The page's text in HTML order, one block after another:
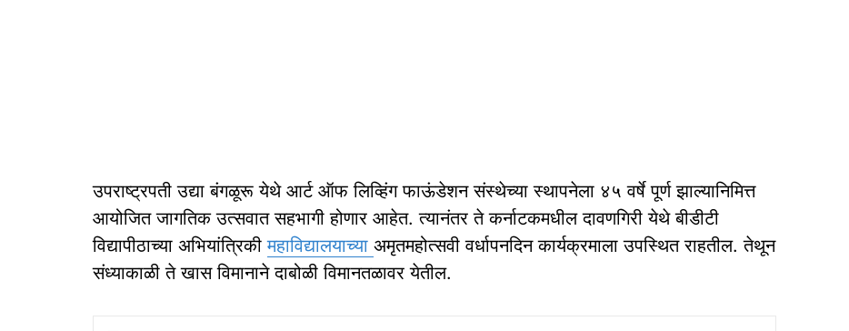
उपराष्ट्रपती उद्या बंगळूरू येथे आर्ट ऑफ लिव्‍हिंग फाऊंडेशन संस्थेच्या स्थापनेला ४५ वर्षे पूर्ण झाल्यानिमित्त
आयोजित जागतिक उत्सवात सहभागी होणार आहेत. त्यानंतर ते कर्नाटकमधील दावणगिरी येथे बीडीटी
विद्यापीठाच्या अभियांत्रिकीमहाविद्यालयाच्या अमृतमहोत्सवी वर्धापनदिन कार्यक्रमाला उपस्थित राहतील. तेथून
संध्‍याकाळी ते खास विमानाने दाबोळी विमानतळावर येतील.